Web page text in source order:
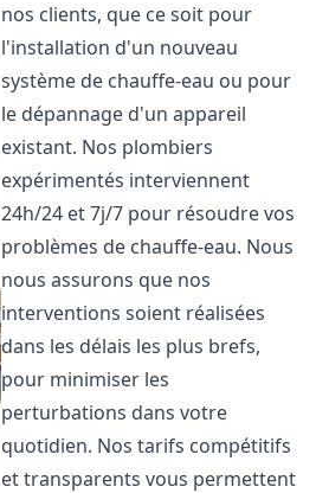
nos clients, que ce soit pour
l'installation d'un nouveau
système de chauffe-eau ou pour
le dépannage d'un appareil
existant. Nos plombiers
expérimentés interviennent
24h/24 et 7j/7 pour résoudre vos
problèmes de chauffe-eau. Nous
nous assurons que nos
interventions soient réalisées
dans les délais les plus brefs,
pour minimiser les
perturbations dans votre
quotidien. Nos tarifs compétitifs
et transparents vous permettent